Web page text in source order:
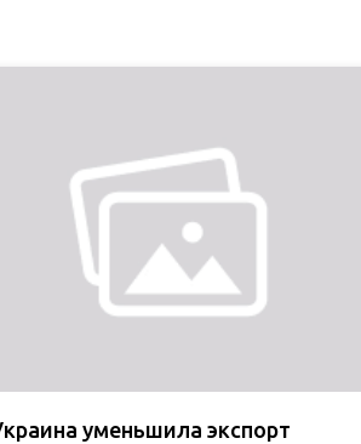
уменьшила экспорт